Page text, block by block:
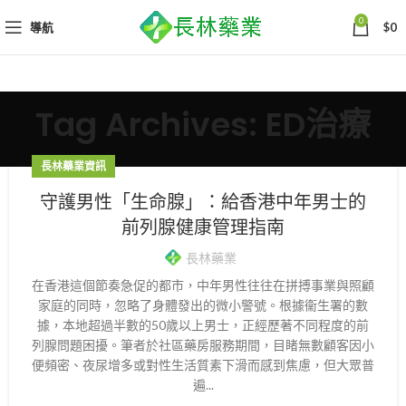
導航 0 $0
Tag Archives: ED治療
長林藥業資訊
守護男性「生命腺」：給香港中年男士的
前列腺健康管理指南
長林藥業
在香港這個節奏急促的都市，中年男性往往在拼搏事業與照顧
家庭的同時，忽略了身體發出的微小警號。根據衞生署的數
據，本地超過半數的50歲以上男士，正經歷著不同程度的前
列腺問題困擾。筆者於社區藥房服務期間，目睹無數顧客因小
便頻密、夜尿增多或對性生活質素下滑而感到焦慮，但大眾普
遍...